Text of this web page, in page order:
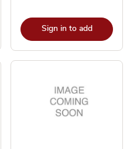
Sign in to add